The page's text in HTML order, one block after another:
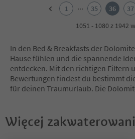
10
11
13
14
1 ... 35 36 37
1051 - 1080 z 1942
In den Bed & Breakfasts der
Hause fühlen und die spannende
entdecken. Mit den richtigen Filtern
Bewertungen findest du bestimmt
für deinen Traumurlaub. Die
Więcej